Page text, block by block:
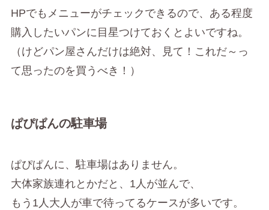
HPでもメニューがチェックできるので、ある程度
購入したいパンに目星つけておくとよいですね。
（けどパン屋さんだけは絶対、見て！これだ～っ
て思ったのを買うべき！）
ぱぴぱんの駐車場
ぱぴぱんに、駐車場はありません。
大体家族連れとかだと、1人が並んで、
もう1人大人が車で待ってるケースが多いです。